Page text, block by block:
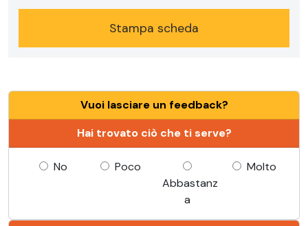
Stampa scheda
Vuoi lasciare un feedback?
Hai trovato ciò che ti serve?
No
Poco
Abbastanz
a
Molto